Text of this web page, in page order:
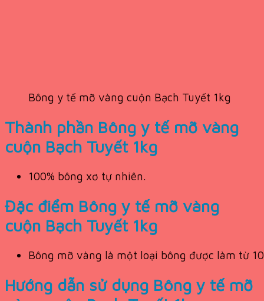
Bông y tế mỡ vàng cuộn Bạch Tuyết 1kg
Thành phần Bông y tế mỡ vàng
cuộn Bạch Tuyết 1kg
100% bông xơ tự nhiên.
Đặc điểm Bông y tế mỡ vàng
cuộn Bạch Tuyết 1kg
Bông mỡ vàng là một loại bông được làm từ
Hướng dẫn sử dụng Bông y tế mỡ